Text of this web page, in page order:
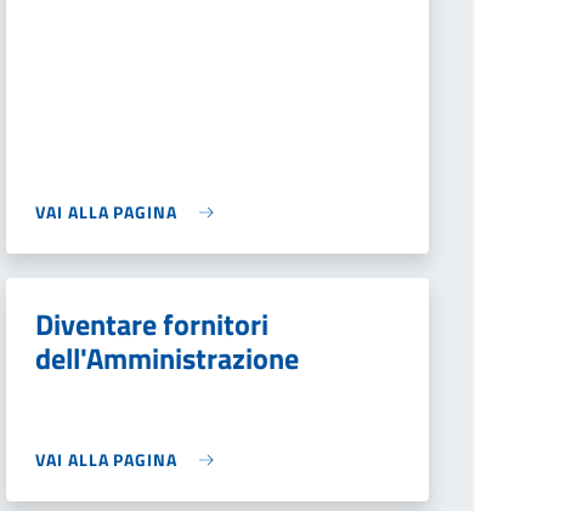
VAI ALLA PAGINA
Diventare fornitori
dell'Amministrazione
VAI ALLA PAGINA